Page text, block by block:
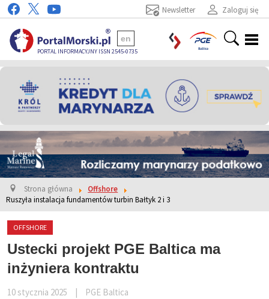
Zaloguj się
Newsletter
PORTAL INFORMACYJNY ISSN 2545-0735
en
Strona główna
Offshore
Ruszyła instalacja fundamentów turbin Bałtyk 2 i 3
OFFSHORE
Ustecki projekt PGE Baltica ma
inżyniera kontraktu
10 stycznia 2025 PGE Baltica